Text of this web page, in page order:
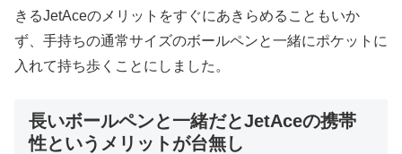
きるJetAceのメリットをすぐにあきらめることもいか
ず、手持ちの通常サイズのボールペンと一緒にポケットに
入れて持ち歩くことにしました。
長いボールペンと一緒だとJetAceの携帯
性というメリットが台無し